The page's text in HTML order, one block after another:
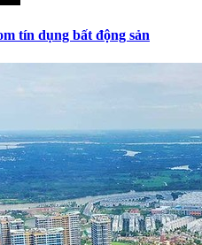
tín dụng bất động sản